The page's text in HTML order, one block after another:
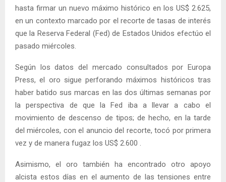
hasta firmar un nuevo máximo histórico en los US$ 2.625,
en un contexto marcado por el recorte de tasas de interés
que la Reserva Federal (Fed) de Estados Unidos efectúo el
pasado miércoles.
Según los datos del mercado consultados por Europa
Press, el oro sigue perforando máximos históricos tras
haber batido sus marcas en las dos últimas semanas por
la perspectiva de que la Fed iba a llevar a cabo el
movimiento de descenso de tipos; de hecho, en la tarde
del miércoles, con el anuncio del recorte, tocó por primera
vez y de manera fugaz los US$ 2.600 .
Asimismo, el oro también ha encontrado otro apoyo
alcista estos días en el aumento de las tensiones entre